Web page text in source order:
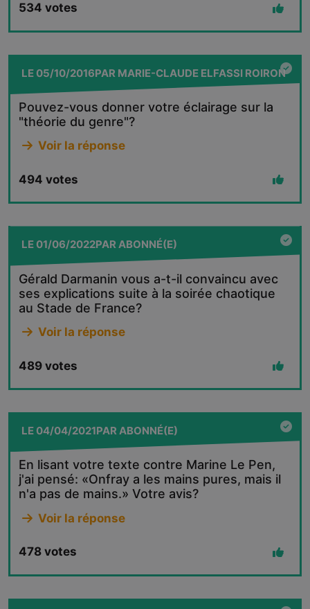
534 votes
LE05/10/2016PAR MARIE-CLAUDE ELFASSI ROIRON
Pouvez-vous donner votre éclairage sur la
"théorie du genre"?
Voir la réponse
494 votes
LE01/06/2022PARABONNÉ(E)
Gérald Darmanin vous a-t-il convaincu avec
ses explications suite à la soirée chaotique
au Stade de France?
Voir la réponse
489 votes
LE04/04/2021PARABONNÉ(E)
En lisant votre texte contre Marine Le Pen,
j'ai pensé: «Onfray a les mains pures, mais il
n'a pas de mains.» Votre avis?
Voir la réponse
478 votes